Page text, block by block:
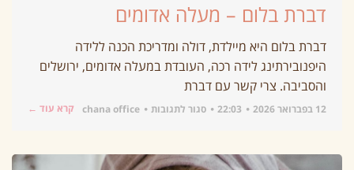
דברת בלום – מעלה אדומים
דברת בלום היא מיילדת, דולה ומדריכת הכנה ללידה
היפנובירתינג לידה רכה, העובדת במעלה אדומים, ירושלים
והסביבה. צרי קשר עם דברת
12 בפברואר 2026 22:03 סגור לתגובות chana office קרא עוד ←